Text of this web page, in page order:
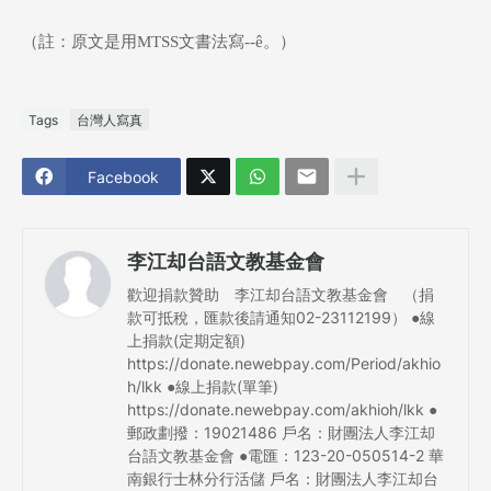
（註：原文是用MTSS文書法寫--ê。）
Tags 台灣人寫真
Facebook
李江却台語文教基金會
歡迎捐款贊助 李江却台語文教基金會 （捐
款可抵稅，匯款後請通知02-23112199） ●線
上捐款(定期定額)
https://donate.newebpay.com/Period/akhio
h/lkk ●線上捐款(單筆)
https://donate.newebpay.com/akhioh/lkk ●
郵政劃撥：19021486 戶名：財團法人李江却
台語文教基金會 ●電匯：123-20-050514-2 華
南銀行士林分行活儲 戶名：財團法人李江却台